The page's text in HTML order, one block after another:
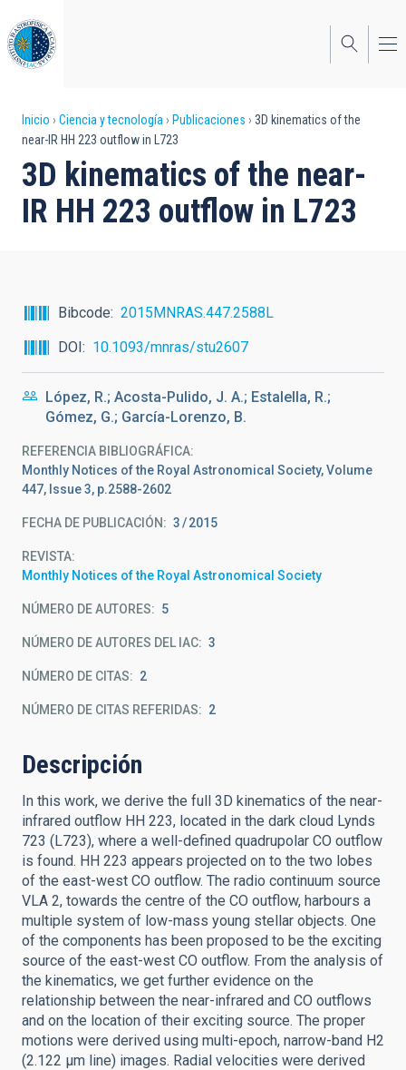
al
contenido
principal
Sobrescribir
enlaces
de
ayuda
navegación
Inicio Ciencia y tecnología Publicaciones
3D kinematics of the
near-IR HH 223 outflow in L723
3D kinematics of the near-
IR HH 223 outflow in L723
Bibcode
2015MNRAS.447.2588L
DOI
10.1093/mnras/stu2607
López, R.; Acosta-Pulido, J. A.; Estalella, R.;
Gómez, G.; García-Lorenzo, B.
REFERENCIA BIBLIOGRÁFICA
Monthly Notices of the Royal Astronomical Society, Volume
447, Issue 3, p.2588-2602
FECHA DE PUBLICACIÓN: 3 2015
REVISTA
Monthly Notices of the Royal Astronomical Society
NÚMERO DE AUTORES 5
NÚMERO DE AUTORES DEL IAC 3
NÚMERO DE CITAS 2
NÚMERO DE CITAS REFERIDAS 2
Descripción
In this work, we derive the full 3D kinematics of the near-
infrared outflow HH 223, located in the dark cloud Lynds
723 (L723), where a well-defined quadrupolar CO outflow
is found. HH 223 appears projected on to the two lobes
of the east-west CO outflow. The radio continuum source
VLA 2, towards the centre of the CO outflow, harbours a
multiple system of low-mass young stellar objects. One
of the components has been proposed to be the exciting
source of the east-west CO outflow. From the analysis of
the kinematics, we get further evidence on the
relationship between the near-infrared and CO outflows
and on the location of their exciting source. The proper
motions were derived using multi-epoch, narrow-band H2
(2.122 μm line) images. Radial velocities were derived